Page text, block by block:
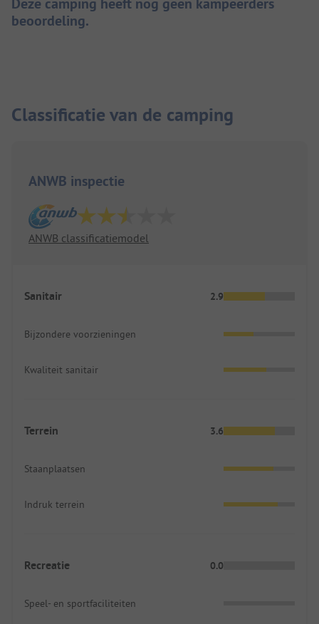
beoordeling.
Classificatie van de camping
ANWB inspectie
ANWB classificatiemodel
Sanitair 2.9
Bijzondere voorzieningen
Kwaliteit sanitair
Terrein 3.6
Staanplaatsen
Indruk terrein
Recreatie 0.0
Speel- en sportfaciliteiten